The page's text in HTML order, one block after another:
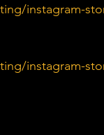
instagram-
instagram-